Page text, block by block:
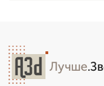
Лучше